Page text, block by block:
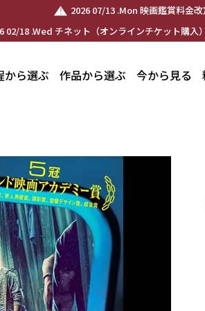
2026 07/13 .Mon 映画鑑賞料金
02/18 .Wed チネット（オンラインチケット購
から選ぶ 作品から選ぶ 今から見る